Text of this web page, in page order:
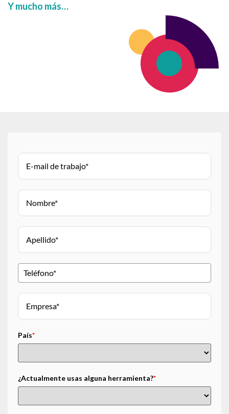
Y mucho más…
País*
¿Actualmente usas alguna herramienta?*